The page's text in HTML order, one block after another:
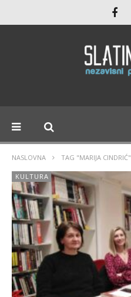
NASLOVNA TAG "MARIJA CINDRIĆ"
KULTURA